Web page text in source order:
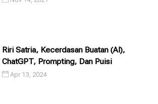
Riri Satria, Kecerdasan Buatan (AI),
ChatGPT, Prompting, Dan Puisi
Apr 13, 2024